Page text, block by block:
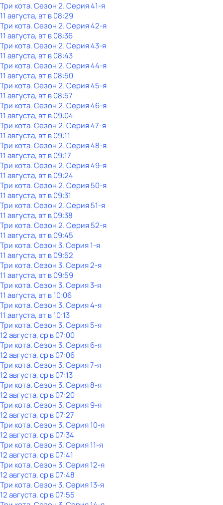
Три кота. Сезон 2. Серия 41-я
11 августа, вт в 08:29
Три кота. Сезон 2. Серия 42-я
11 августа, вт в 08:36
Три кота. Сезон 2. Серия 43-я
11 августа, вт в 08:43
Три кота. Сезон 2. Серия 44-я
11 августа, вт в 08:50
Три кота. Сезон 2. Серия 45-я
11 августа, вт в 08:57
Три кота. Сезон 2. Серия 46-я
11 августа, вт в 09:04
Три кота. Сезон 2. Серия 47-я
11 августа, вт в 09:11
Три кота. Сезон 2. Серия 48-я
11 августа, вт в 09:17
Три кота. Сезон 2. Серия 49-я
11 августа, вт в 09:24
Три кота. Сезон 2. Серия 50-я
11 августа, вт в 09:31
Три кота. Сезон 2. Серия 51-я
11 августа, вт в 09:38
Три кота. Сезон 2. Серия 52-я
11 августа, вт в 09:45
Три кота. Сезон 3. Серия 1-я
11 августа, вт в 09:52
Три кота. Сезон 3. Серия 2-я
11 августа, вт в 09:59
Три кота. Сезон 3. Серия 3-я
11 августа, вт в 10:06
Три кота. Сезон 3. Серия 4-я
11 августа, вт в 10:13
Три кота. Сезон 3. Серия 5-я
12 августа, ср в 07:00
Три кота. Сезон 3. Серия 6-я
12 августа, ср в 07:06
Три кота. Сезон 3. Серия 7-я
12 августа, ср в 07:13
Три кота. Сезон 3. Серия 8-я
12 августа, ср в 07:20
Три кота. Сезон 3. Серия 9-я
12 августа, ср в 07:27
Три кота. Сезон 3. Серия 10-я
12 августа, ср в 07:34
Три кота. Сезон 3. Серия 11-я
12 августа, ср в 07:41
Три кота. Сезон 3. Серия 12-я
12 августа, ср в 07:48
Три кота. Сезон 3. Серия 13-я
12 августа, ср в 07:55